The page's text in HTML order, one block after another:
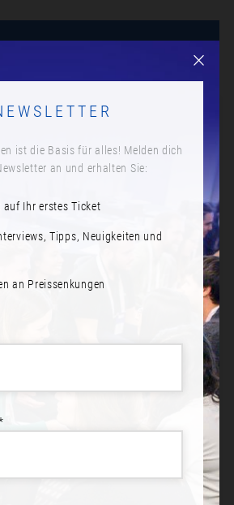
ist die Basis für alles! Melden dich
an und erhalten Sie:
auf Ihr erstes Ticket
Tipps, Neuigkeiten und
an Preissenkungen